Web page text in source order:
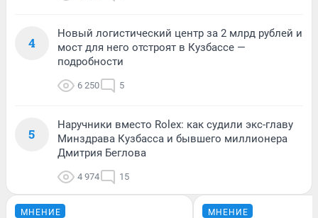
4
Новый логистический центр за 2 млрд рублей и
мост для него отстроят в Кузбассе —
подробности
6 250 5
5
Наручники вместо Rolex: как судили экс-главу
Минздрава Кузбасса и бывшего миллионера
Дмитрия Беглова
4 974 15
МНЕНИЕ МНЕНИЕ